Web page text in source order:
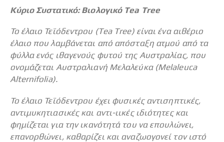
Κύριο Συστατικό: Βιολογικό Tea Tree
Το έλαιο Τεϊόδεντρου (Tea Tree) είναι ένα αιθέριο
έλαιο που λαμβάνεται από απόσταξη ατμού από τα
φύλλα ενός ιθαγενούς φυτού της Αυστραλίας, που
ονομάζεται Αυστραλιανή Μελαλεύκα (Melaleuca
Alternifolia).
Το έλαιο Τεϊόδεντρου έχει φυσικές αντισηπτικές,
αντιμυκητιασικές και αντι-ιικές ιδιότητες και
φημίζεται για την ικανότητά του να επουλώνει,
επανορθώνει, καθαρίζει και αναζωογονεί τον ιστό